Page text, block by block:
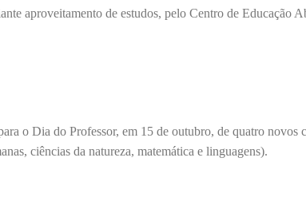
aproveitamento de estudos, pelo Centro de Educação
o Dia do Professor, em 15 de outubro, de quatro novos
ciências da natureza, matemática e linguagens).